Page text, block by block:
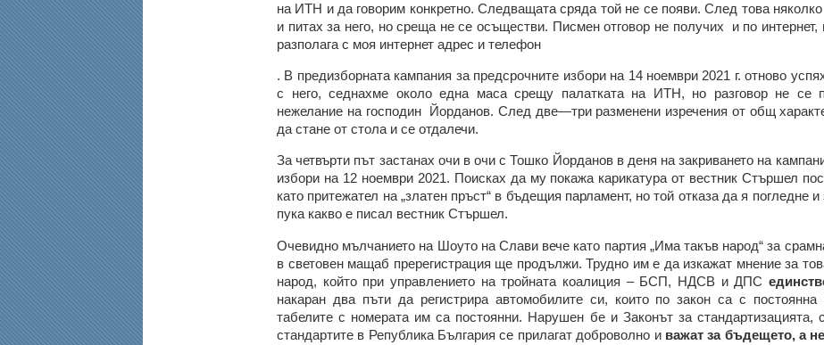
на ИТН и да говорим конкретно. Следващата сряда той не се появи. След това
и питах за него, но среща не се осъществи. Писмен отговор не получих и по интернет,
разполага с моя интернет адрес и телефон
. В предизборната кампания за предсрочните избори на 14 ноември 2021 г. отново
с него, седнахме около една маса срещу палатката на ИТН, но разговор не се
нежелание на господин Йорданов. След две—три разменени изречения от общ
да стане от стола и се отдалечи.
За четвърти път застанах очи в очи с Тошко Йорданов в деня на закриването на
избори на 12 ноември 2021. Поисках да му покажа карикатура от вестник Стършел
като притежател на „златен пръст“ в бъдещия парламент, но той отказа да я погледне
пука какво е писал вестник Стършел.
Очевидно мълчанието на Шоуто на Слави вече като партия „Има такъв народ“ за
в световен мащаб пререгистрация ще продължи. Трудно им е да изкажат мнение за
народ, който при управлението на тройната коалиция – БСП, НДСВ и ДПС
накаран два пъти да регистрира автомобилите си, които по закон са с постоянна
табелите с номерата им са постоянни. Нарушен бе и Законът за стандартизацията,
стандартите в Република България се прилагат доброволно и важат за бъдещето, а